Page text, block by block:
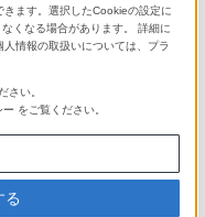
お問い合わせ
ございます。対象の
窓口よりお問い合わ
ます。選択したCookieの設定に
くなる場合があります。 詳細に
情報の取扱いについては、プラ
さい。
ー をご覧ください。
る